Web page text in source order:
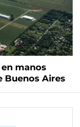
manos
Buenos Aires